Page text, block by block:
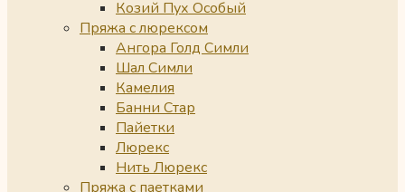
Козий Пух Особый
Пряжа с люрексом
Ангора Голд Симли
Шал Симли
Камелия
Банни Стар
Пайетки
Люрекс
Нить Люрекс
Пряжа с паетками